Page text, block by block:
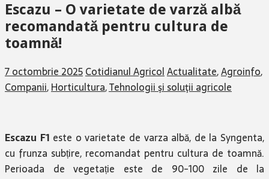
Escazu – O varietate de varză albă
recomandată pentru cultura de
toamnă!
7 octombrie 2025Cotidianul AgricolActualitate,Agroinfo,
Companii,Horticultura,Tehnologii şi soluţii agricole
Escazu F1 este o varietate de varza albă, de la Syngenta,
cu frunza subțire, recomandat pentru cultura de toamnă.
Perioada de vegetație este de 90-100 zile de la